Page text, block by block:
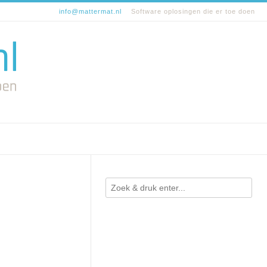
info@mattermat.nl Software oplosingen die er toe doen